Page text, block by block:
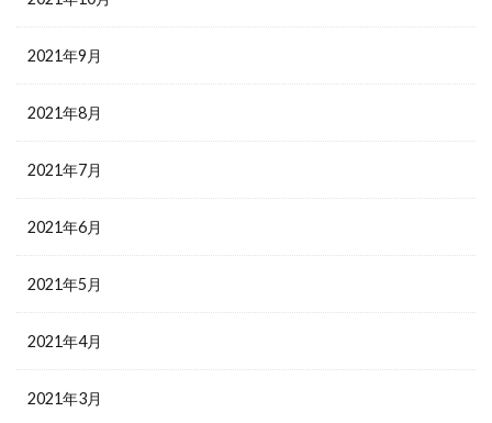
2021年9月
2021年8月
2021年7月
2021年6月
2021年5月
2021年4月
2021年3月